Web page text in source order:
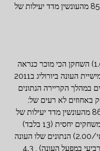
47.8% מהשדה , 43.5% מהשלוש ו85.1% מהעונשין מדד יעילות של
ולנסיה – פרננדו סן אמטריו (ספרדי/1.99) השחקן הכי מוכר כנראה
העונה ביורוליג
ב2011
במהלך הקריירה הנתונים
נקודות למשחק באחוזים לא רעים של:
50.6% מהשדה,40.6% מהשלוש ו86.2% מהעונשין מדד יעילות של
8.8 בממוצע למשחק שיחק מעט מאוד משחקים יחסית (13 בלבד)
אלבה ברלין – רוקאס גיידראיטיס (ליטאי/2.00) הנתונים שלו העונה
ביורוקאפ: 14.8 נקודות למשחק (מדורג רביעי במפעל העונה) , 4.3